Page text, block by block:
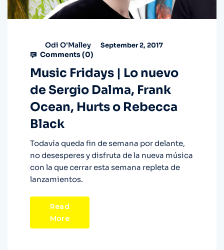
Odi O'Malley September 2, 2017
Comments (0)
Music Fridays | Lo nuevo
de Sergio Dalma, Frank
Ocean, Hurts o Rebecca
Black
Todavía queda fin de semana por delante,
no desesperes y disfruta de la nueva música
con la que cerrar esta semana repleta de
lanzamientos.
Read
More